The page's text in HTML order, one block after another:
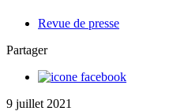
Revue de presse
Partager
9 juillet 2021